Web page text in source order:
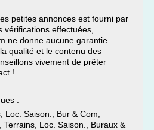
petites annonces est fourni par
vérifications effectuées,
ne donne aucune garantie
qualité et le contenu des
vivement de prêter
!
:
Loc. Saison., Bur & Com,
Terrains, Loc. Saison., Buraux &